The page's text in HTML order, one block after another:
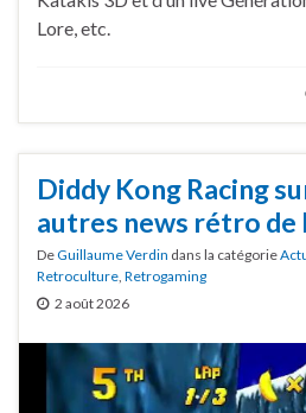
Lore, etc.
Diddy Kong Racing
autres news rétro de
DeGuillaume Verdin dans la catégorie
Retroculture Retrogaming
2 août 2026